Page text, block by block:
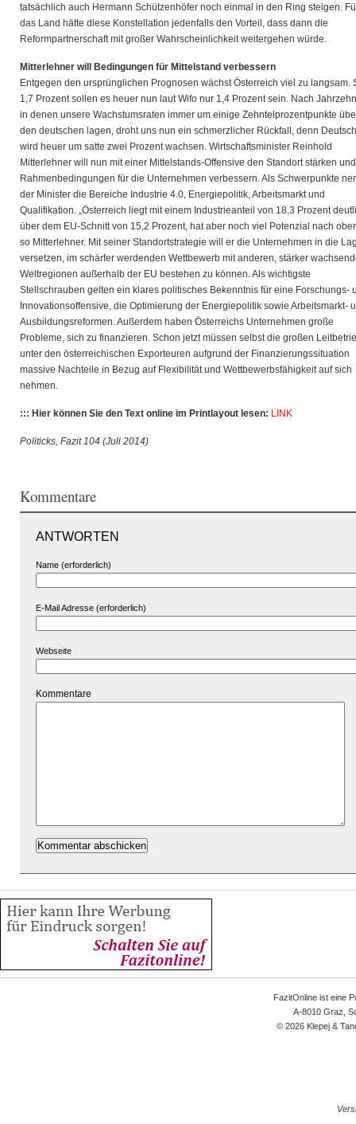
tatsächlich auch Hermann Schützenhöfer noch einmal in den Ring steigen.
das Land hätte diese Konstellation jedenfalls den Vorteil, dass dann die
Reformpartnerschaft mit großer Wahrscheinlichkeit weitergehen würde.
Mitterlehner will Bedingungen für Mittelstand verbessern
Entgegen den ursprünglichen Prognosen wächst Österreich viel zu langsam.
1,7 Prozent sollen es heuer nun laut Wifo nur 1,4 Prozent sein. Nach
in denen unsere Wachstumsraten immer um einige Zehntelprozentpunkte
den deutschen lagen, droht uns nun ein schmerzlicher Rückfall, denn
wird heuer um satte zwei Prozent wachsen. Wirtschaftsminister Reinhold
Mitterlehner will nun mit einer Mittelstands-Offensive den Standort stärken
Rahmenbedingungen für die Unternehmen verbessern. Als Schwerpunkte
der Minister die Bereiche Industrie 4.0, Energiepolitik, Arbeitsmarkt und
Qualifikation. „Österreich liegt mit einem Industrieanteil von 18,3 Prozent
über dem EU-Schnitt von 15,2 Prozent, hat aber noch viel Potenzial nach
so Mitterlehner. Mit seiner Standortstrategie will er die Unternehmen in die
versetzen, im schärfer werdenden Wettbewerb mit anderen, stärker
Weltregionen außerhalb der EU bestehen zu können. Als wichtigste
Stellschrauben gelten ein klares politisches Bekenntnis für eine Forschungs-
Innovationsoffensive, die Optimierung der Energiepolitik sowie Arbeitsmarkt-
Ausbildungsreformen. Außerdem haben Österreichs Unternehmen große
Probleme, sich zu finanzieren. Schon jetzt müssen selbst die großen
unter den österreichischen Exporteuren aufgrund der Finanzierungssituation
massive Nachteile in Bezug auf Flexibilität und Wettbewerbsfähigkeit auf sich
nehmen.
::: Hier können Sie den Text online im Printlayout lesen: LINK
Politicks, Fazit 104 (Juli 2014)
Kommentare
ANTWORTEN
Name (erforderlich)
E-Mail Adresse (erforderlich)
Webseite
Kommentare
FazitOnline ist eine
A-8010 Graz,
© 2026 Klepej &